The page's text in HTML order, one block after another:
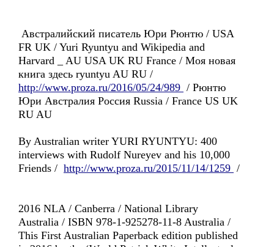
Австралийский писатель Юри Рюнтю / USA
FR UK / Yuri Ryuntyu and Wikipedia and
Harvard _ AU USA UK RU France / Моя новая
книга здесь ryuntyu AU RU /
http://www.proza.ru/2016/05/24/989 / Рюнтю
Юри Австралия Россия Russia / France US UK
RU AU
By Australian writer YURI RYUNTYU: 400
interviews with Rudolf Nureyev and his 10,000
Friends / http://www.proza.ru/2015/11/14/1259 /
2016 NLA / Canberra / National Library
Australia / ISBN 978-1-925278-11-8 Australia /
This First Australian Paperback edition published